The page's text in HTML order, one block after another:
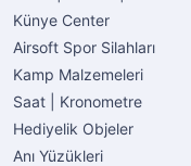
Künye Center
Airsoft Spor Silahları
Kamp Malzemeleri
Saat | Kronometre
Hediyelik Objeler
Anı Yüzükleri